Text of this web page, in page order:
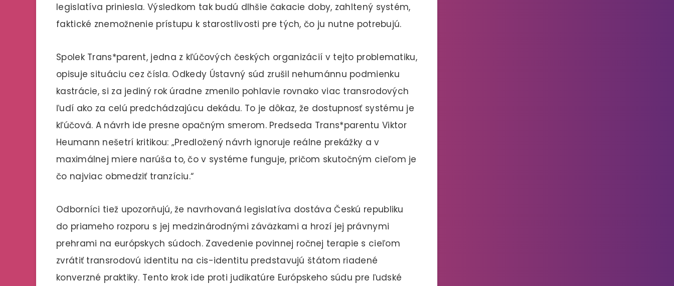
legislatíva priniesla. Výsledkom tak budú dlhšie čakacie doby, zahltený systém,
faktické znemožnenie prístupu k starostlivosti pre tých, čo ju nutne potrebujú.
Spolek Trans*parent, jedna z kľúčových českých organizácií v tejto problematiku,
opisuje situáciu cez čísla. Odkedy Ústavný súd zrušil nehumánnu podmienku
kastrácie, si za jediný rok úradne zmenilo pohlavie rovnako viac transrodových
ľudí ako za celú predchádzajúcu dekádu. To je dôkaz, že dostupnosť systému je
kľúčová. A návrh ide presne opačným smerom. Predseda Trans*parentu Viktor
Heumann nešetrí kritikou: „Predložený návrh ignoruje reálne prekážky a v
maximálnej miere narúša to, čo v systéme funguje, pričom skutočným cieľom je
čo najviac obmedziť tranzíciu.“
Odborníci tiež upozorňujú, že navrhovaná legislatíva dostáva Českú republiku
do priameho rozporu s jej medzinárodnými záväzkami a hrozí jej právnymi
prehrami na európskych súdoch. Zavedenie povinnej ročnej terapie s cieľom
zvrátiť transrodovú identitu na cis-identitu predstavujú štátom riadené
konverzné praktiky. Tento krok ide proti judikatúre Európskeho súdu pre ľudské